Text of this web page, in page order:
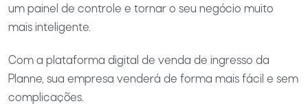
um painel de controle e tornar o seu negócio muito
mais inteligente.
Com a plataforma digital de venda de ingresso da
Planne, sua empresa venderá de forma mais fácil e sem
complicações.